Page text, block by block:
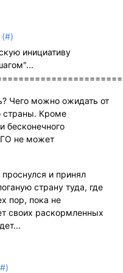
(#)
инициативу
Чего можно ожидать от
страны. Кроме
бесконечного
не может
и принял
страну туда, где
пор, пока не
своих раскормленных